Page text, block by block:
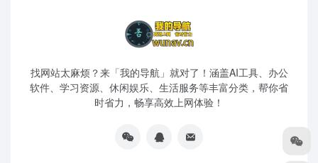
找网站太麻烦？来「我的导航」就对了！涵盖AI工具、办公
软件、学习资源、休闲娱乐、生活服务等丰富分类，帮你省
时省力，畅享高效上网体验！